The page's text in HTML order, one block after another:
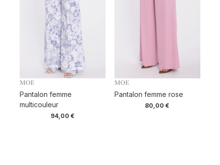
MOE
Pantalon femme
multicouleur
94,00€
MOE
Pantalon femme rose
80,00€